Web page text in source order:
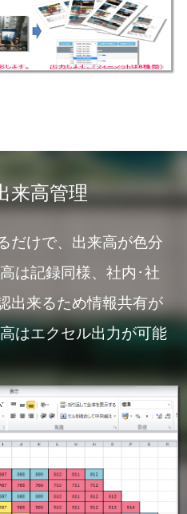
来高管理
だけで、出来高が色分
は記録同様、社内･社
出来るため情報共有が
はエクセル出力が可能